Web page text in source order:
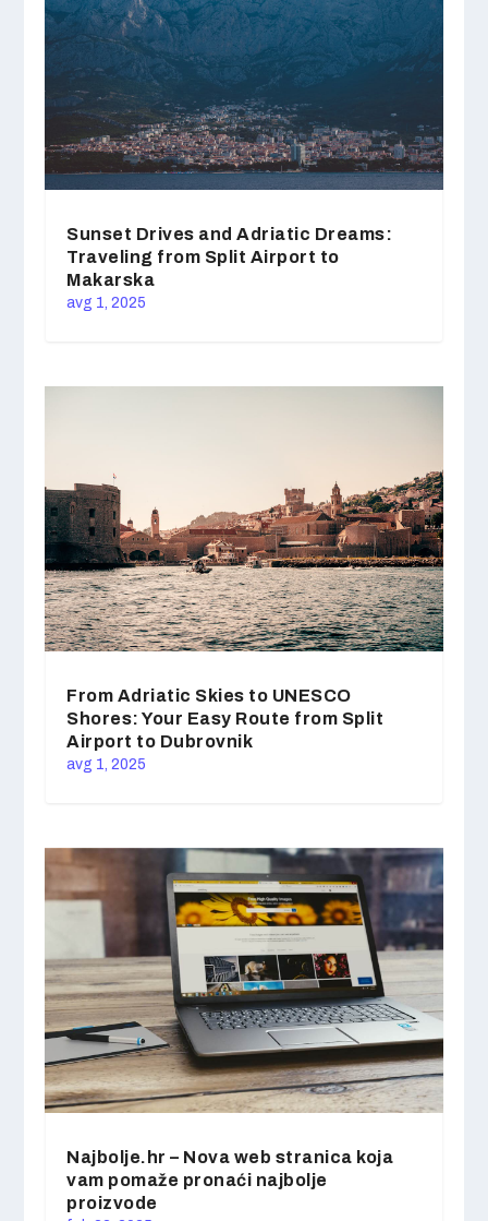
Sunset Drives and Adriatic Dreams:
Traveling from Split Airport to
Makarska
avg 1, 2025
From Adriatic Skies to UNESCO
Shores: Your Easy Route from Split
Airport to Dubrovnik
avg 1, 2025
Najbolje.hr – Nova web stranica koja
vam pomaže pronaći najbolje
proizvode